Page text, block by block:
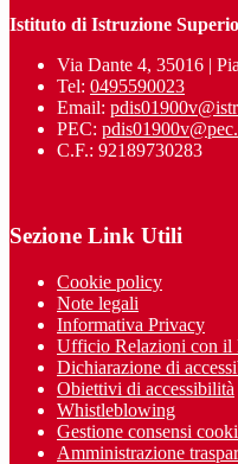
Istituto di Istruzione
Via Dante 4, 35016 |
Tel: 0495590023
Email:
PEC:
C.F.: 92189730283
Sezione Link Utili
Cookie policy
Note legali
Informativa Privacy
Ufficio Relazioni con il
Dichiarazione di
Obiettivi di accessibilità
Whistleblowing
Gestione consensi
Amministrazione